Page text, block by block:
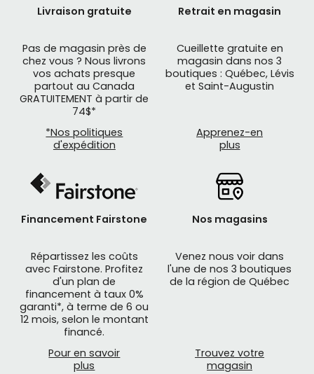
Livraison gratuite
Pas de magasin près de
chez vous ? Nous livrons
vos achats presque
partout au Canada
GRATUITEMENT à partir de
74$*
*Nos politiques
d'expédition
Retrait en magasin
Cueillette gratuite en
magasin dans nos 3
boutiques : Québec, Lévis
et Saint-Augustin
Apprenez-en
plus
Financement Fairstone
Répartissez les coûts
avec Fairstone. Profitez
d'un plan de
financement à taux 0%
garanti*, à terme de 6 ou
12 mois, selon le montant
financé.
Pour en savoir
plus
Nos magasins
Venez nous voir dans
l'une de nos 3 boutiques
de la région de Québec
Trouvez votre
magasin